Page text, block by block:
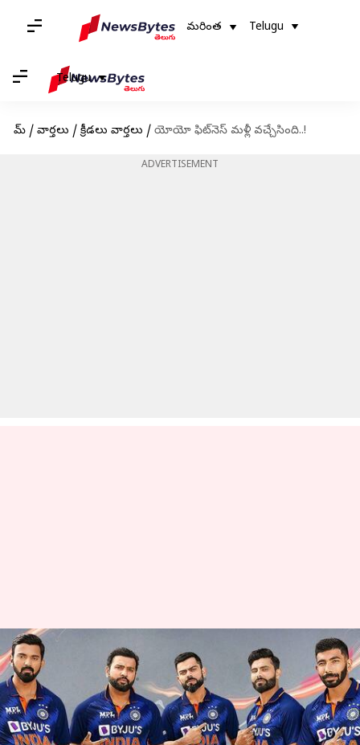
మరింత Telugu
Telugu
హోమ్ / వార్తలు / క్రీడలు వార్తలు / యోయో ఫిట్‌నెస్ మళ్లీ వచ్చేసింది..!
ADVERTISEMENT
యోయో ఫిట్‌నెస్ మళ్లీ వచ్చేసింది..!
వ్రాసిన వారు Jayachandra Akuri Jan 02, 2023 12:12 pm
ఈ వార్తాకథనం ఏంటి